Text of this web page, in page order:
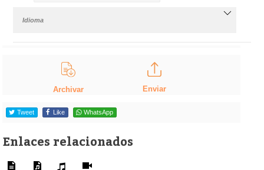
Idioma
Archivar Enviar
Tweet Like WhatsApp
Enlaces relacionados